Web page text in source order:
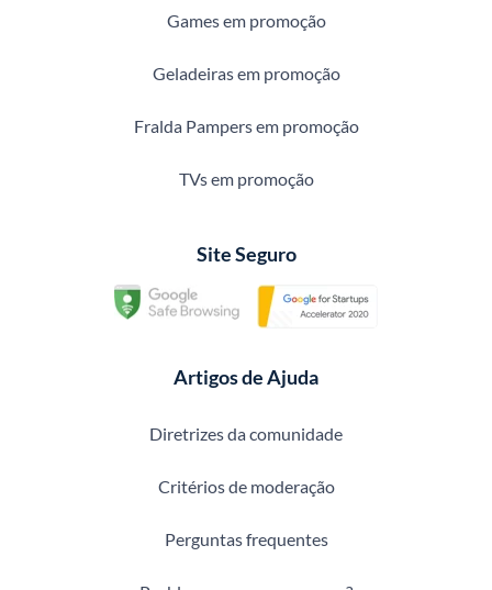
Games em promoção
Geladeiras em promoção
Fralda Pampers em promoção
TVs em promoção
Site Seguro
Artigos de Ajuda
Diretrizes da comunidade
Critérios de moderação
Perguntas frequentes